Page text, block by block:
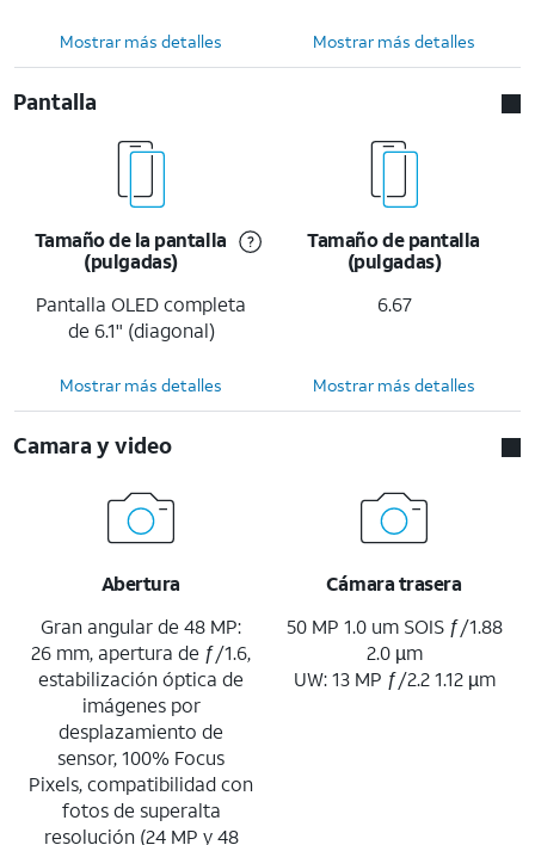
Mostrar más detalles Mostrar más detalles
Pantalla
Tamaño de la pantalla
(pulgadas)
Pantalla OLED completa
de 6.1" (diagonal)
Tamaño de pantalla
(pulgadas)
6.67
Mostrar más detalles Mostrar más detalles
Camara y video
Abertura
Gran angular de 48 MP:
26 mm, apertura de ƒ/1.6,
estabilización óptica de
imágenes por
desplazamiento de
sensor, 100% Focus
Pixels, compatibilidad con
fotos de superalta
resolución (24 MP y 48
Cámara trasera
50 MP 1.0 um SOIS ƒ/1.88
2.0 µm
UW: 13 MP ƒ/2.2 1.12 µm